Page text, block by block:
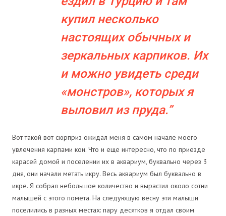
купил несколько
настоящих обычных и
зеркальных карпиков. Их
и можно увидеть среди
«монстров», которых я
выловил из пруда.
Вот такой вот сюрприз ожидал меня в самом начале моего
увлечения карпами кои. Что и еще интересно, что по приезде
карасей домой и поселении их в аквариум, буквально через 3
дня, они начали метать икру. Весь аквариум был буквально в
икре. Я собрал небольшое количество и вырастил около сотни
малышей с этого помета. На следующую весну эти малыши
поселились в разных местах: пару десятков я отдал своим